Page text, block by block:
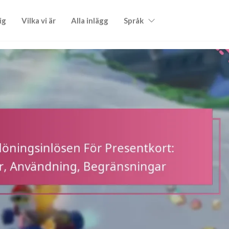
Vilka vi är Alla inlägg Språk